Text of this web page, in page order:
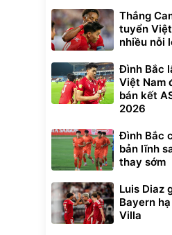
Thắng
tuyển
nhiều nỗi
Đình Bắc
Việt Nam
bán kết
2026
Đình Bắc
bản lĩnh
thay sớm
Luis Diaz
Bayern
Villa